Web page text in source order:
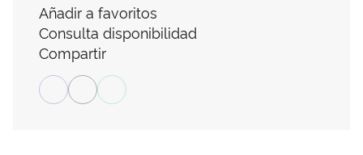
Añadir a favoritos
Consulta disponibilidad
Compartir